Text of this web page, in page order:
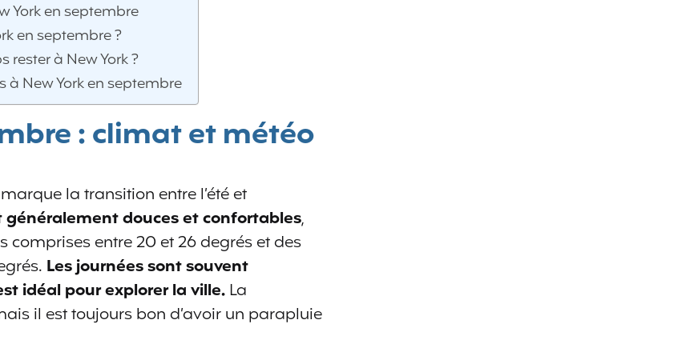
York en septembre
en septembre ?
rester à New York ?
à New York en septembre
: climat et météo
la transition entre l’été et
généralement douces et confortables,
entre 20 et 26 degrés et des
Les journées sont souvent
idéal pour explorer la ville.La
il est toujours bon d’avoir un parapluie